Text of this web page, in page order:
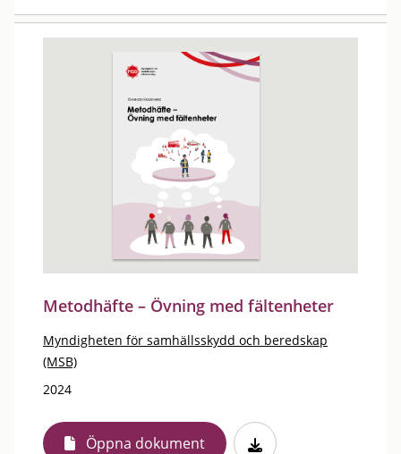
Metodhäfte – Övning med fältenheter
Myndigheten för samhällsskydd och beredskap
(MSB)
2024
Öppna dokument